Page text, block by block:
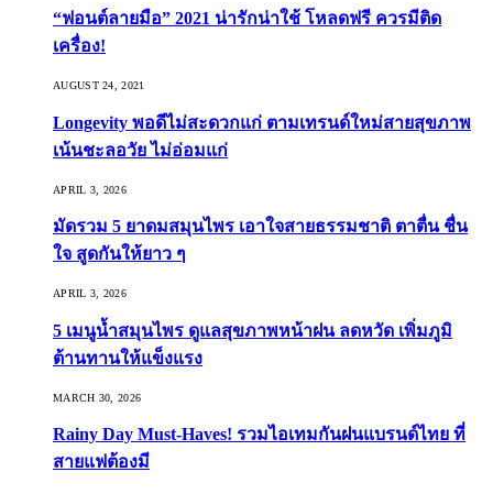
“ฟอนต์ลายมือ” 2021 น่ารักน่าใช้ โหลดฟรี ควรมีติด
เครื่อง!
AUGUST 24, 2021
Longevity พอดีไม่สะดวกแก่ ตามเทรนด์ใหม่สายสุขภาพ
เน้นชะลอวัย ไม่อ่อมแก่
APRIL 3, 2026
มัดรวม 5 ยาดมสมุนไพร เอาใจสายธรรมชาติ ตาตื่น ชื่น
ใจ สูดกันให้ยาว ๆ
APRIL 3, 2026
5 เมนูน้ำสมุนไพร ดูแลสุขภาพหน้าฝน ลดหวัด เพิ่มภูมิ
ต้านทานให้แข็งแรง
MARCH 30, 2026
Rainy Day Must-Haves! รวมไอเทมกันฝนแบรนด์ไทย ที่
สายแฟต้องมี